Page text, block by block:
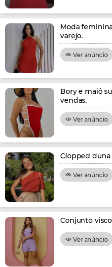
Moda
varejo.
Ver anúncio
Bory e maiô
vendas.
Ver anúncio
Clopped duna
Ver anúncio
Conjunto
Ver anúncio